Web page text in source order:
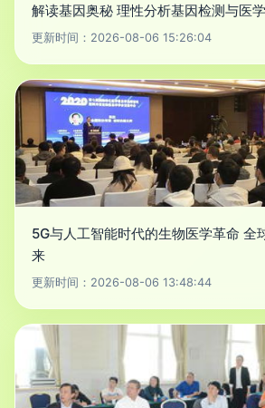
解读基因奥秘 理性分析基因检测与医
更新时间：2026-08-06 15:26:04
5G与人工智能时代的生物医学革命 全
来
更新时间：2026-08-06 13:48:44